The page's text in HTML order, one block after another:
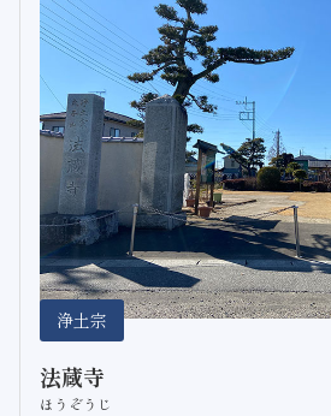
浄土宗
法蔵寺
ほうぞうじ